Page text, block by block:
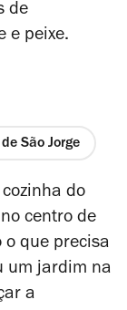
de
e peixe.
São Jorge
do
centro de
o que precisa
um jardim na
a